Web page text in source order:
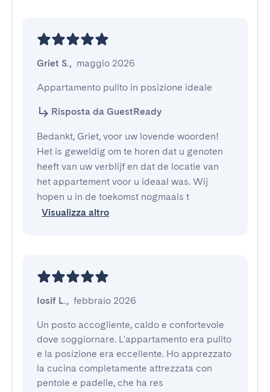
Griet S., maggio 2026
Appartamento pulito in posizione ideale
Risposta da GuestReady
Bedankt, Griet, voor uw lovende woorden!
Het is geweldig om te horen dat u genoten
heeft van uw verblijf en dat de locatie van
het appartement voor u ideaal was. Wij
hopen u in de toekomst nogmaals t
Visualizza altro
Iosif L., febbraio 2026
Un posto accogliente, caldo e confortevole
dove soggiornare. L'appartamento era pulito
e la posizione era eccellente. Ho apprezzato
la cucina completamente attrezzata con
pentole e padelle, che ha res